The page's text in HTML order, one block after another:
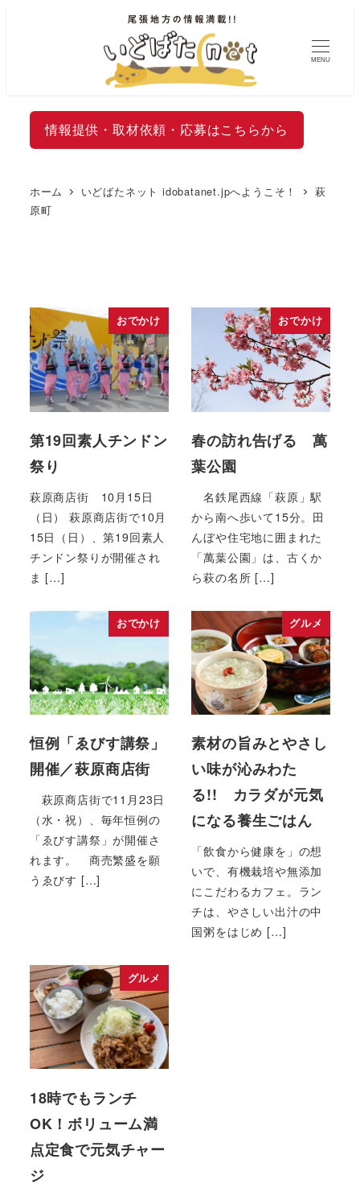
MENU
情報提供・取材依頼・応募はこちらから
ホーム いどばたネット idobatanet.jpへようこそ！
萩
原町
おでかけ
第19回素人チンドン
祭り
萩原商店街 10月15日
（日） 萩原商店街で10月
15日（日）、第19回素人
チンドン祭りが開催され
ま […]
おでかけ
春の訪れ告げる 萬
葉公園
名鉄尾西線「萩原」駅
から南へ歩いて15分。田
んぼや住宅地に囲まれた
「萬葉公園」は、古くか
ら萩の名所 […]
おでかけ
恒例「ゑびす講祭」
開催／萩原商店街
萩原商店街で11月23日
（水・祝）、毎年恒例の
「ゑびす講祭」が開催さ
れます。 商売繁盛を願
うゑびす […]
グルメ
素材の旨みとやさし
い味が沁みわた
る!! カラダが元気
になる養生ごはん
「飲食から健康を」の想
いで、有機栽培や無添加
にこだわるカフェ。ラン
チは、やさしい出汁の中
国粥をはじめ […]
グルメ
18時でもランチ
OK！ボリューム満
点定食で元気チャー
ジ